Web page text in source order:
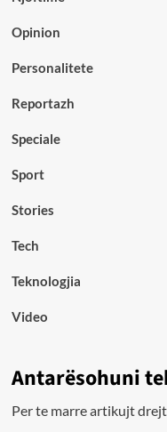
Opinion
Personalitete
Reportazh
Speciale
Sport
Stories
Tech
Teknologjia
Video
Antarësohuni
Per te marre artikujt